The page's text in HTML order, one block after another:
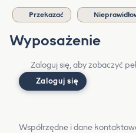
Przekazać
Wyposażenie
Zaloguj się, aby zobaczyć
Zaloguj się
Współrzędne i dane